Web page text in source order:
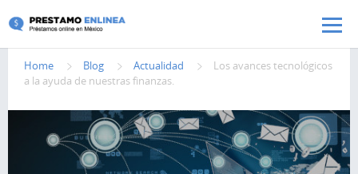
Pasar al contenido principal
Home Blog Actualidad
Los avances tecnológicos
a la ayuda de nuestras finanzas.